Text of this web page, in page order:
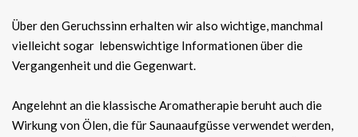
Über den Geruchssinn erhalten wir also wichtige, manchmal
vielleicht sogar lebenswichtige Informationen über die
Vergangenheit und die Gegenwart.
Angelehnt an die klassische Aromatherapie beruht auch die
Wirkung von Ölen, die für Saunaaufgüsse verwendet werden,